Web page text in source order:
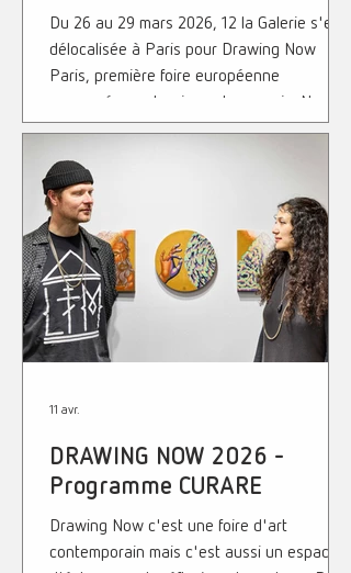
Du 26 au 29 mars 2026, 12 la Galerie s'est
délocalisée à Paris pour Drawing Now
Paris, première foire européenne
consacrée au dessin contemporain. N ous
avons eu l'honneur de représenter La
de 71 galeries internationales venues de 13
pays. Une première pour notre galerie, la
seule venue d'outre-mer, qui a bénéficié
d'un accueil exceptionnel tant du public
que des professionnels du monde de l'art
contemporain. Photo : Sylvie Chan-Liat Pr
DRAWING NOW 2026 -
Programme CURARE
Drawing Now c'est une foire d'art
contemporain mais c'est aussi un espace
11 avr.